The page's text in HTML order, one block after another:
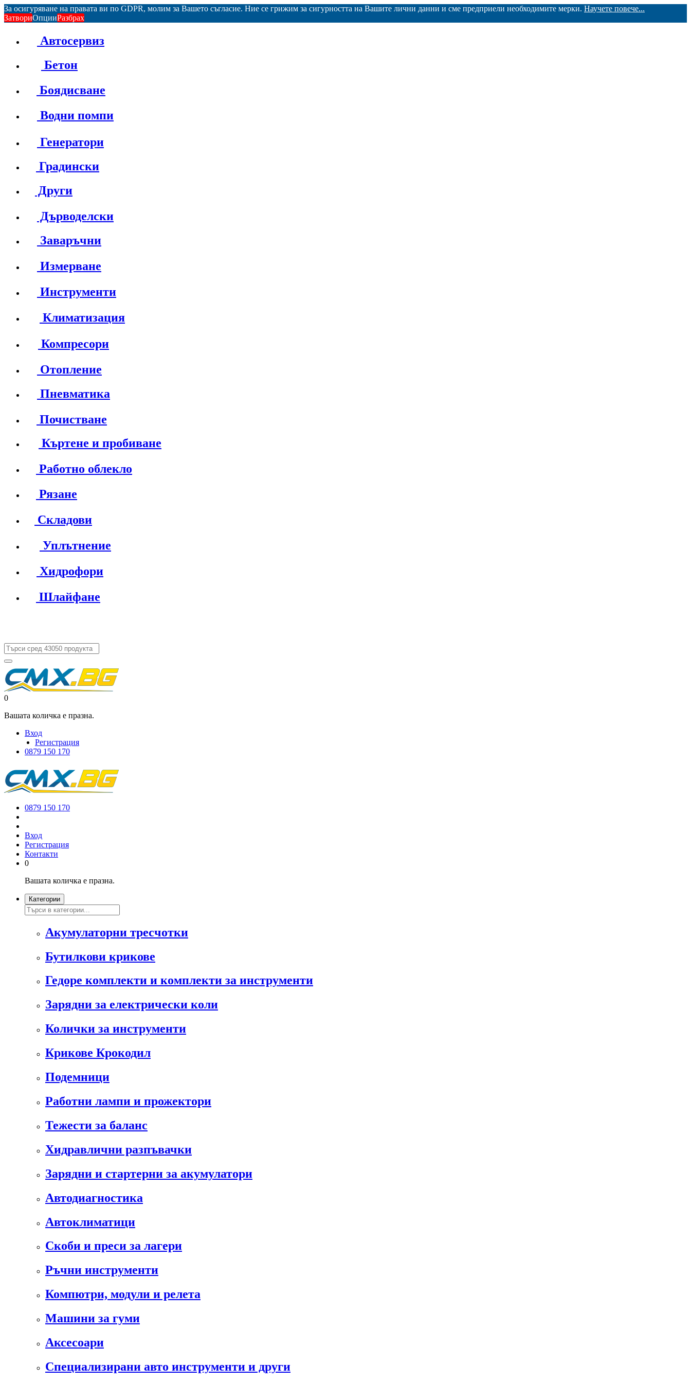
За осигуряване на правата ви по GDPR, молим за Вашето съгласие. Ние се грижим за сигурността на Вашите лични данни и сме предприели необходимите мерки. Научете повече...
ЗатвориОпцииРазбрах
Автосервиз
Бетон
Боядисване
Водни помпи
Генератори
Градински
Други
Дърводелски
Заваръчни
Измерване
Инструменти
Климатизация
Компресори
Отопление
Пневматика
Почистване
Къртене и пробиване
Работно облекло
Рязане
Складови
Уплътнение
Хидрофори
Шлайфане
0
Вашата количка е празна.
Вход
Регистрация
0879 150 170
0879 150 170
Вход
Регистрация
Контакти
0
Вашата количка е празна.
Категории
Акумулаторни тресчотки
Бутилкови крикове
Гедоре комплекти и комплекти за инструменти
Зарядни за електрически коли
Колички за инструменти
Крикове Крокодил
Подемници
Работни лампи и прожектори
Тежести за баланс
Хидравлични разпъвачки
Зарядни и стартерни за акумулатори
Автодиагностика
Автоклиматици
Скоби и преси за лагери
Ръчни инструменти
Компютри, модули и релета
Машини за гуми
Аксесоари
Специализирани авто инструменти и други